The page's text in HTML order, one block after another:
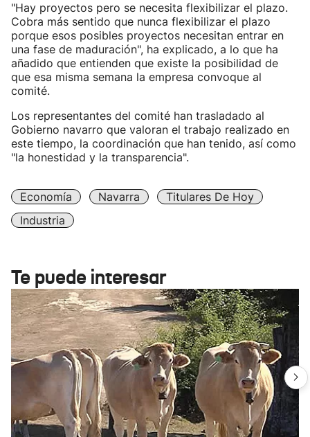
"Hay proyectos pero se necesita flexibilizar el plazo.
Cobra más sentido que nunca flexibilizar el plazo
porque esos posibles proyectos necesitan entrar en
una fase de maduración", ha explicado, a lo que ha
añadido que entienden que existe la posibilidad de
que esa misma semana la empresa convoque al
comité.
Los representantes del comité han trasladado al
Gobierno navarro que valoran el trabajo realizado en
este tiempo, la coordinación que han tenido, así como
"la honestidad y la transparencia".
Economía Navarra
Titulares De Hoy
Industria
Te puede interesar